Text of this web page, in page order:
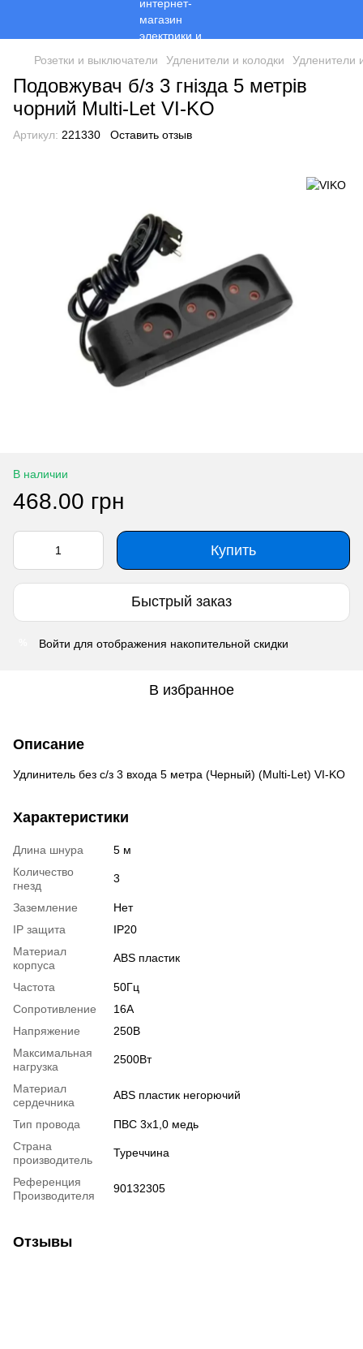
Розетки и выключатели Удленители и колодки Удленители
Подовжувач б/з 3 гнізда 5 метрів
чорний Multi-Let VI-KO
Артикул: 221330 Оставить отзыв
В наличии
468.00 грн
Купить
Быстрый заказ
Войти для отображения накопительной скидки
В избранное
Описание
Удлинитель без с/з 3 входа 5 метра (Черный) (Multi-Let) VI-KO
Характеристики
Длина шнура
5 м
Количество
гнезд
3
Заземление
Нет
IP защита
ІР20
Материал
корпуса
ABS пластик
Частота
50Гц
Сопротивление
16А
Напряжение
250В
Максимальная
нагрузка
2500Вт
Материал
сердечника
ABS пластик негорючий
Тип провода
ПВС 3х1,0 медь
Страна
производитель
Туреччина
Референция
Производителя
90132305
Отзывы